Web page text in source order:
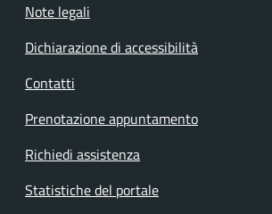
Note legali
Dichiarazione di accessibilità
Contatti
Prenotazione appuntamento
Richiedi assistenza
Statistiche del portale